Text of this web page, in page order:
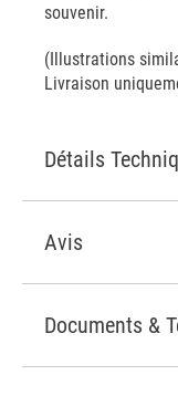
souvenir.
(Illustrations
Livraison
Détails
Avis
Documents &